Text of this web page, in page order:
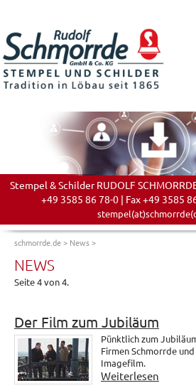
Stempel & Schilder RUDOLF
+49 3585 86 78-0 | Fax +49 3585
schmorrde.de> News>
NEWS
Seite 4 von 4.
Der Film zum Jubiläum
Pünktlich zum
Firmen Schmorrde
Imagefilm.
Weiterlesen